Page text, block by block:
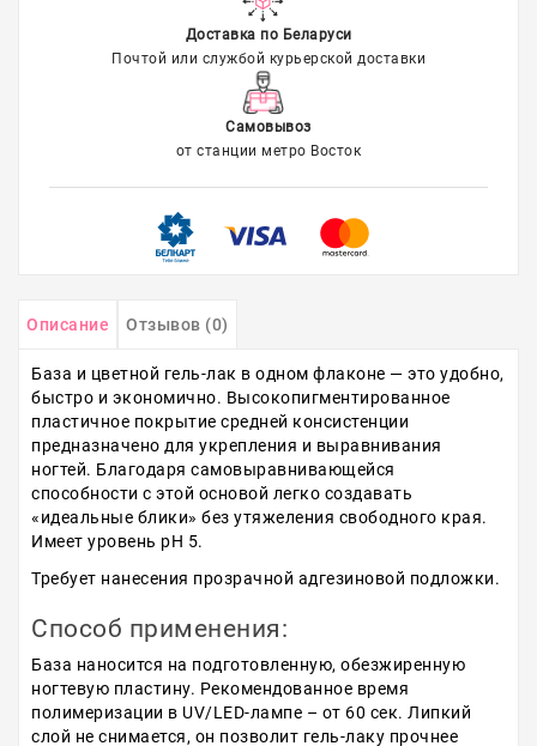
Доставка по Беларуси
Почтой или службой курьерской доставки
Самовывоз
от станции метро Восток
Описание Отзывов (0)
База и цветной гель-лак в одном флаконе — это удобно,
быстро и экономично. Высокопигментированное
пластичное покрытие средней консистенции
предназначено для укрепления и выравнивания
ногтей. Благодаря самовыравнивающейся
способности с этой основой легко создавать
«идеальные блики» без утяжеления свободного края.
Имеет уровень pH 5.
Требует нанесения прозрачной адгезиновой подложки.
Способ применения:
База наносится на подготовленную, обезжиренную
ногтевую пластину. Рекомендованное время
полимеризации в UV/LED-лампе – от 60 сек. Липкий
слой не снимается, он позволит гель-лаку прочнее